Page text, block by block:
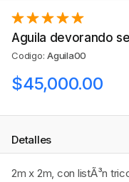
Aguila devorando
Codigo:Aguila00
$45,000.00
Detalles
2m x 2m, con listÃ³n